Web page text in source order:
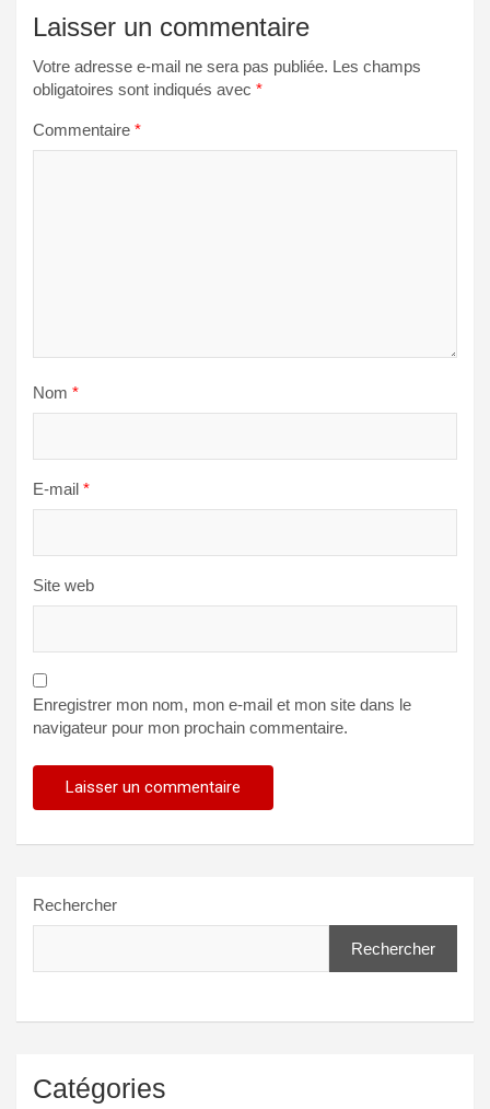
Laisser un commentaire
Votre adresse e-mail ne sera pas publiée. Les champs
obligatoires sont indiqués avec *
Commentaire *
Nom *
E-mail *
Site web
Enregistrer mon nom, mon e-mail et mon site dans le
navigateur pour mon prochain commentaire.
Rechercher
Rechercher
Catégories